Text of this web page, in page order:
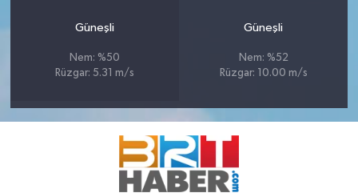
Güneşli
Nem: %50
Rüzgar: 5.31 m/s
Güneşli
Nem: %52
Rüzgar: 10.00 m/s